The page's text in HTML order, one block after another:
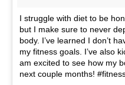
I struggle with diet to be
but I make sure to never
body. I’ve learned I don’t
my fitness goals. I’ve also
am excited to see how my
next couple months!